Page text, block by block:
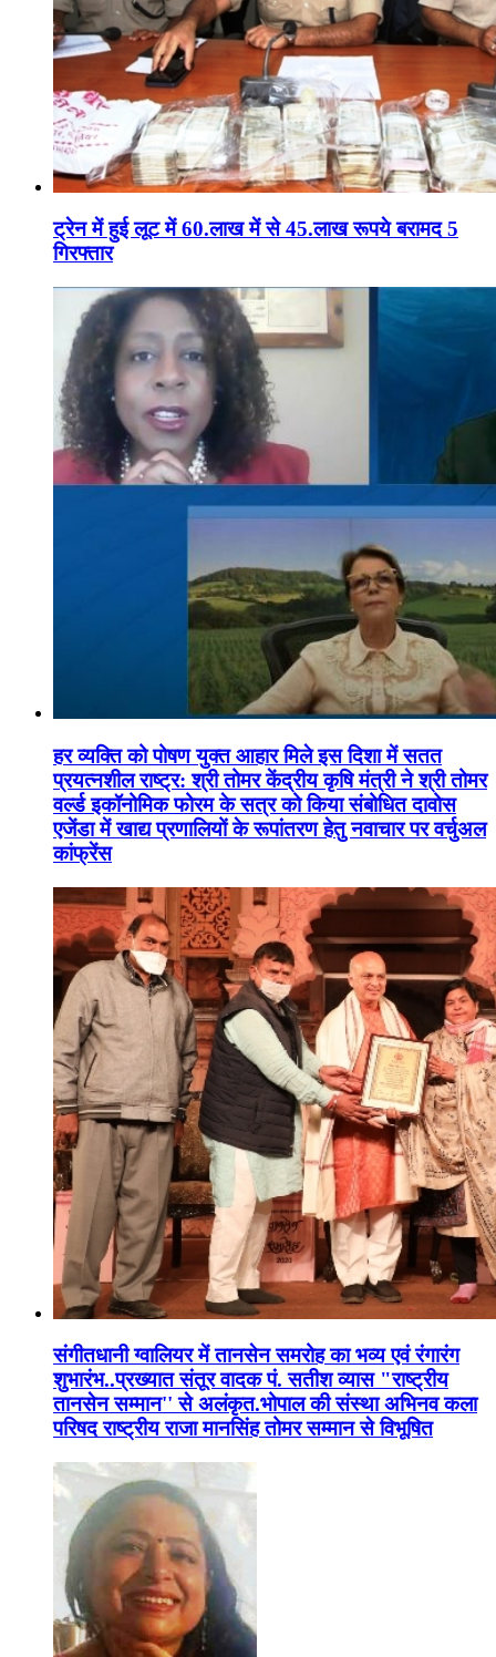
ट्रेन में हुई लूट में 60.लाख में से 45.लाख रूपये बरामद 5
गिरफ्तार
हर व्यक्ति को पोषण युक्त आहार मिले इस दिशा में सतत
प्रयत्नशील राष्ट्र: श्री तोमर केंद्रीय कृषि मंत्री ने श्री तोमर
वर्ल्ड इकॉनोमिक फोरम के सत्र को किया संबोधित दावोस
एजेंडा में खाद्य प्रणालियों के रूपांतरण हेतु नवाचार पर वर्चुअल
कांफ्रेंस
संगीतधानी ग्वालियर में तानसेन समरोह का भव्य एवं रंगारंग
शुभारंभ..प्रख्यात संतूर वादक पं. सतीश व्यास "राष्ट्रीय
तानसेन सम्मान'' से अलंकृत.भोपाल की संस्था अभिनव कला
परिषद राष्ट्रीय राजा मानसिंह तोमर सम्मान से विभूषित